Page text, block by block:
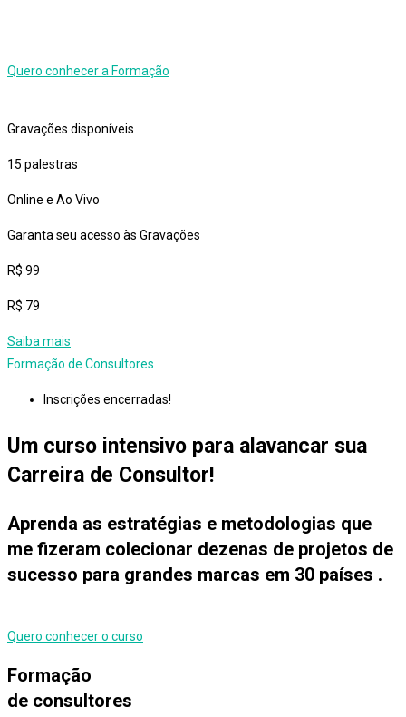
Quero conhecer a Formação
Gravações disponíveis
15 palestras
Online e Ao Vivo
Garanta seu acesso às Gravações
R$ 99
R$ 79
Saiba mais
Formação de Consultores
Inscrições encerradas!
Um curso intensivo para alavancar sua
Carreira de Consultor!
Aprenda as estratégias e metodologias que
me fizeram colecionar dezenas de projetos de
sucesso para grandes marcas em 30 países .
Quero conhecer o curso
Formação
de consultores